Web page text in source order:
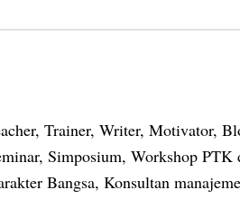
Trainer, Writer, Motivator,
Simposium, Workshop
Bangsa, Konsultan